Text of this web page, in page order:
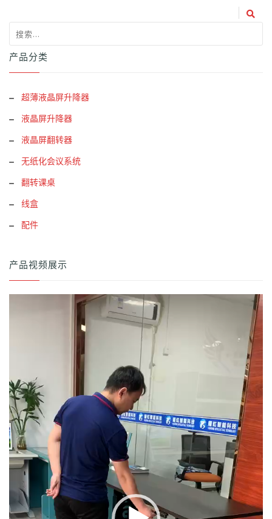
产品分类
超薄液晶屏升降器
液晶屏升降器
液晶屏翻转器
无纸化会议系统
翻转课桌
线盒
配件
产品视频展示
器